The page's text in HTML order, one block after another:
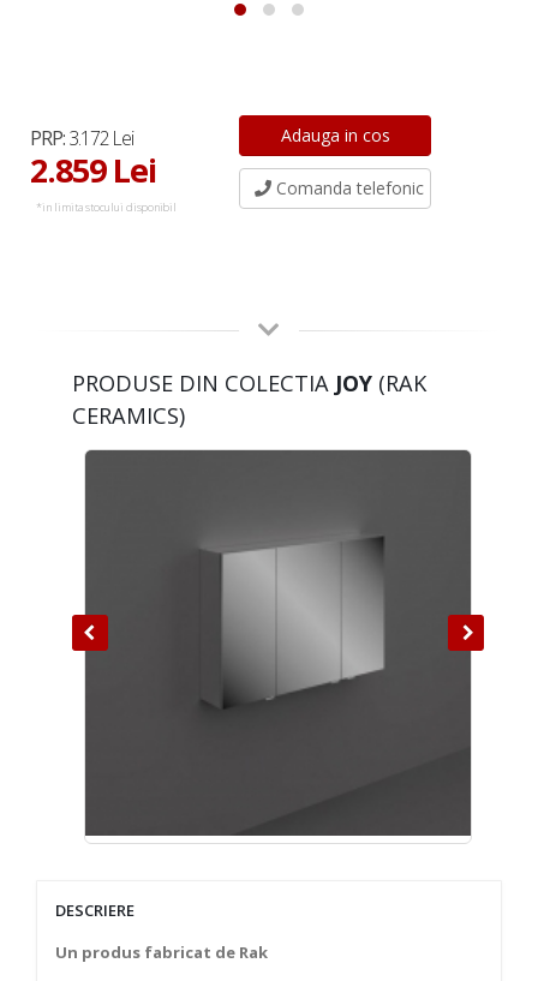
PRP:3.172 Lei
2.859 Lei
*in limita stocului disponibil
Comanda telefonic
PRODUSE DIN COLECTIA JOY (RAK
CERAMICS)
DESCRIERE
Un produs fabricat de Rak